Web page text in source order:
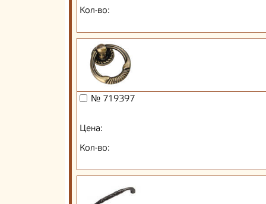
Кол-во:
№ 719397
Цена:
Кол-во: